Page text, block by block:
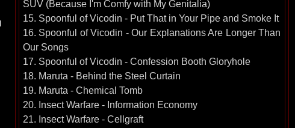
SUV (Because I'm Comfy with My Genitalia)
15. Spoonful of Vicodin - Put That in Your Pipe and Smoke It
16. Spoonful of Vicodin - Our Explanations Are Longer Than
Our Songs
17. Spoonful of Vicodin - Confession Booth Gloryhole
18. Maruta - Behind the Steel Curtain
19. Maruta - Chemical Tomb
20. Insect Warfare - Information Economy
21. Insect Warfare - Cellgraft